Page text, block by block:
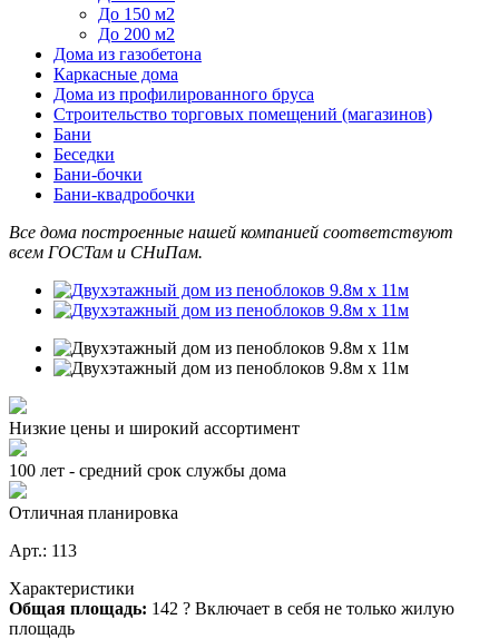
До 150 м2
До 200 м2
Дома из газобетона
Каркасные дома
Дома из профилированного бруса
Строительство торговых помещений (магазинов)
Бани
Беседки
Бани-бочки
Бани-квадробочки
Все дома построенные нашей компанией соответствуют
всем ГОСТам и СНиПам.
Низкие цены и широкий ассортимент
100 лет - средний срок службы дома
Отличная планировка
Арт.: 113
Характеристики
Общая площадь: 142 ? Включает в себя не только жилую
площадь